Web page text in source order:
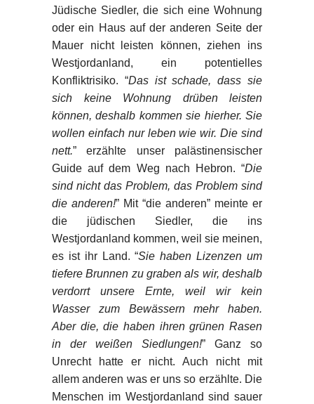
Jüdische Siedler, die sich eine Wohnung
oder ein Haus auf der anderen Seite der
Mauer nicht leisten können, ziehen ins
Westjordanland, ein potentielles
Konfliktrisiko. “Das ist schade, dass sie
sich keine Wohnung drüben leisten
können, deshalb kommen sie hierher. Sie
wollen einfach nur leben wie wir. Die sind
nett.” erzählte unser palästinensischer
Guide auf dem Weg nach Hebron. “Die
sind nicht das Problem, das Problem sind
die anderen!” Mit “die anderen” meinte er
die jüdischen Siedler, die ins
Westjordanland kommen, weil sie meinen,
es ist ihr Land. “Sie haben Lizenzen um
tiefere Brunnen zu graben als wir, deshalb
verdorrt unsere Ernte, weil wir kein
Wasser zum Bewässern mehr haben.
Aber die, die haben ihren grünen Rasen
in der weißen Siedlungen!” Ganz so
Unrecht hatte er nicht. Auch nicht mit
allem anderen was er uns so erzählte. Die
Menschen im Westjordanland sind sauer